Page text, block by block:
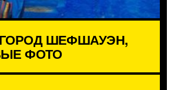
ШЕФШАУЭН,
ФОТО